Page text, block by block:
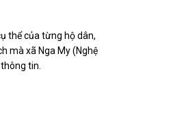
thể của từng hộ dân,
mà xã Nga My (Nghệ
tin.